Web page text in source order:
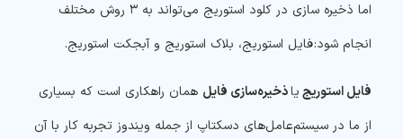
اما ذخیره‌ سازی در کلود استوریج می‌تواند به ۳ روش مختلف
انجام شود: فایل استوریج، بلاک استوریج و آبجکت استوریج.
فایل استوریجیاذخیره‌سازی فایل همان راهکاری است که بسیاری
از ما در سیستم‌عامل‌های دسکتاپ از جمله ویندوز تجربه کار با آن